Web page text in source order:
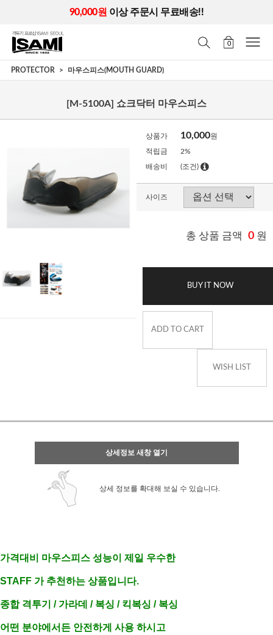
90,000원 이상 주문시 무료배송!!
0
PROTECTOR 마우스피스(MOUTH GUARD)
[M-5100A] 쇼크닥터 마우스피스
상품가 10,000원
적립금 2%
배송비 (조건)
사이즈
총 상품 금액 0 원
BUY IT NOW
ADD TO CART
WISH LIST
상세정보 새창 열기
상세 정보를 확대해 보실 수 있습니다.
가격대비 마우스피스 성능이 제일 우수한
STAFF 가 추천하는 상품입니다.
종합 격투기 / 가라데 / 복싱 / 킥복싱 / 복싱
어떤 분야에서든 안전하게 사용 하시고